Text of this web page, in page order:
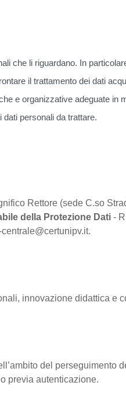
che li riguardano. In
il trattamento dei dati
e organizzative adeguate in
personali da trattare.
Rettore (sede C.so
della Protezione Dati -
innovazione didattica e
del
previa autenticazione.